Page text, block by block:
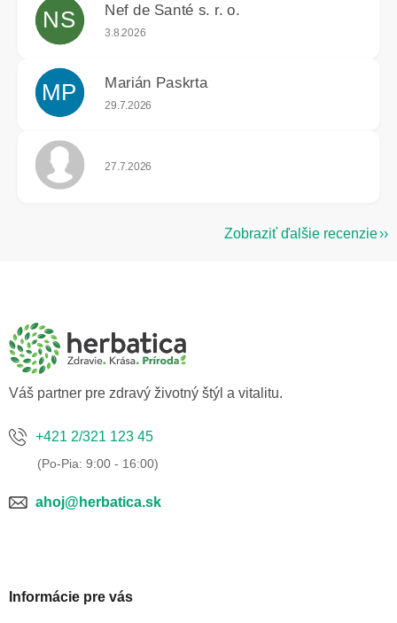
NS Nef de Santé s. r. o.
Hodnotenie obchodu je 5 z 5 hviezdičiek.
3.8.2026
MP Marián Paskrta
Hodnotenie obchodu je 5 z 5 hviezdičiek.
29.7.2026
Hodnotenie obchodu je 5 z 5 hviezdičiek.
27.7.2026
Zobraziť ďalšie recenzie
Váš partner pre zdravý životný štýl a vitalitu.
+421 2/321 123 45
ahoj@herbatica.sk
Informácie pre vás